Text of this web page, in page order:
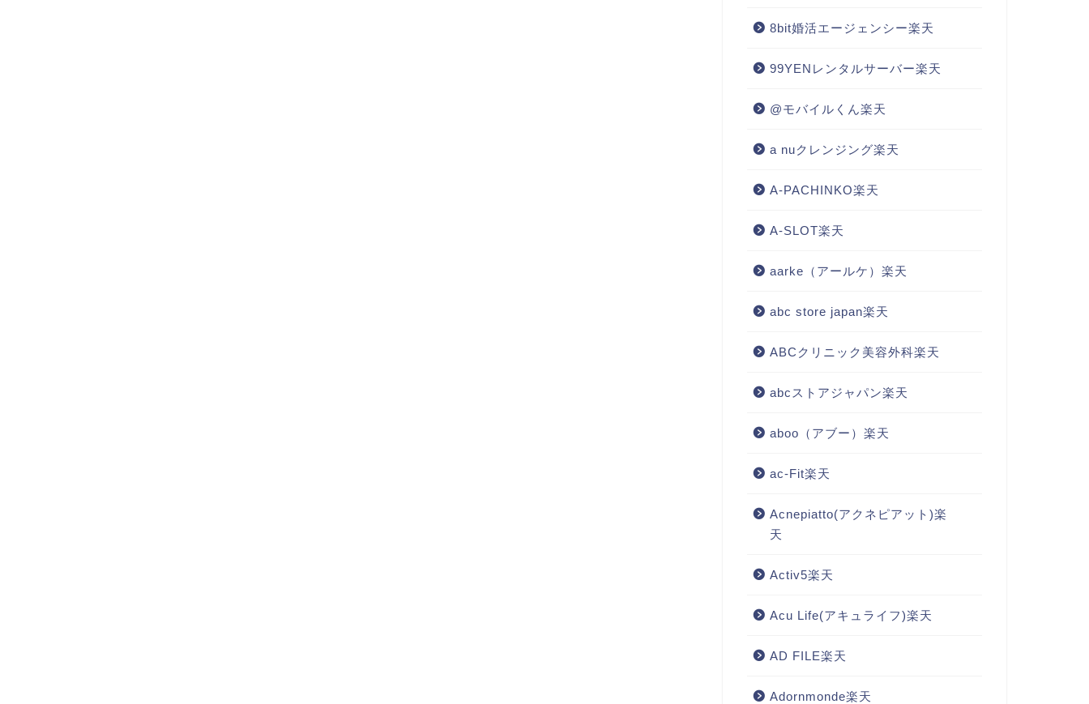
8bit婚活エージェンシー楽天
99YENレンタルサーバー楽天
@モバイルくん楽天
a nuクレンジング楽天
A-PACHINKO楽天
A-SLOT楽天
aarke（アールケ）楽天
abc store japan楽天
ABCクリニック美容外科楽天
abcストアジャパン楽天
aboo（アブー）楽天
ac-Fit楽天
Acnepiatto(アクネピアット)楽
天
Activ5楽天
Acu Life(アキュライフ)楽天
AD FILE楽天
Adornmonde楽天